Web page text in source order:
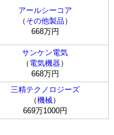
アールシーコア
（ その他製品 ）
668万円
サンケン電気
（ 電気機器）
668万円
三精テクノロジーズ
（機械）
669万1000円